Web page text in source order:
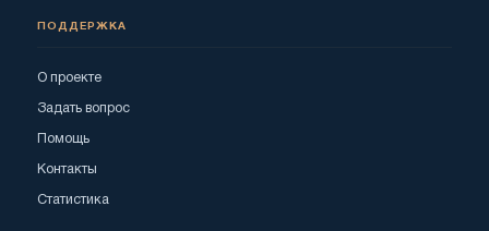
ПОДДЕРЖКА
О проекте
Задать вопрос
Помощь
Контакты
Статистика